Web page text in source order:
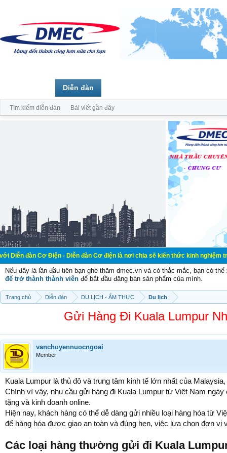
Điện - Diễn đàn Cơ điện là nơi chia sẽ kiến thức kinh nghiệm trong lãnh
Nếu đây là lần đầu tiên bạn ghé thăm dmec.vn và có thắc mắc, bạn có
để trở thành thành viên để bắt đầu đăng bán sản phẩm của mình.
Trang chủ Diễn đàn DU LỊCH - ẨM THỰC Du lịch
Gửi Hàng Đi Kuala Lumpur
vanchuyennuocngoai
Member
Kuala Lumpur là thủ đô và trung tâm kinh tế lớn nhất của
Chính vì vậy, nhu cầu gửi hàng đi Kuala Lumpur từ Việt Nam
tặng và kinh doanh online.
Hiện nay, khách hàng có thể dễ dàng gửi nhiều loại hàng hóa từ
để hàng hóa được giao an toàn và đúng hẹn, việc lựa chọn đơn vị
Các loại hàng thường gửi đi Kuala
Diễn đàn
Tìm kiếm diễn đàn Bài viết gần đây